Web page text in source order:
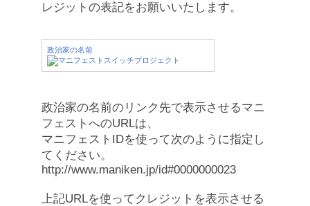
レジットの表記をお願いいたします。
政治家の名前
政治家の名前のリンク先で表示させるマニ
フェストへのURLは、
マニフェストIDを使って次のように指定し
てください。
http://www.maniken.jp/id#0000000023
上記URLを使ってクレジットを表示させる